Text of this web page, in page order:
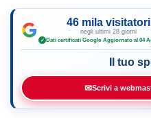
46 mila visitatori
negli ultimi 28 giorni
✓ Dati certificati Google·Aggiornato al 04
Il tuo
✉Scrivi a